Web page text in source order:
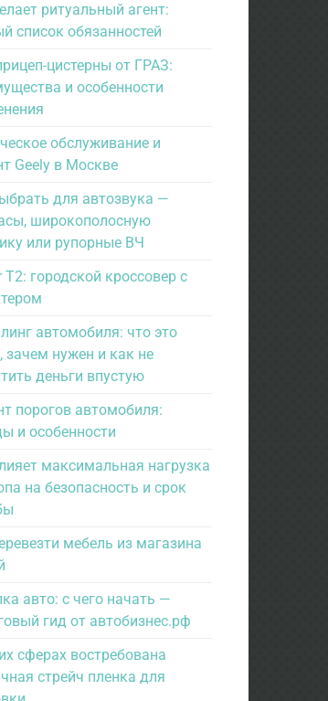
ритуальный агент:
список обязанностей
цистерны от ГРАЗ:
и особенности
обслуживание и
Geely в Москве
для автозвука —
широкополосную
или рупорные ВЧ
T2: городской кроссовер с
автомобиля: что это
зачем нужен и как не
деньги впустую
порогов автомобиля:
и особенности
максимальная нагрузка
на безопасность и срок
мебель из магазина
авто: с чего начать —
гид от автобизнес.рф
сферах востребована
стрейч пленка для